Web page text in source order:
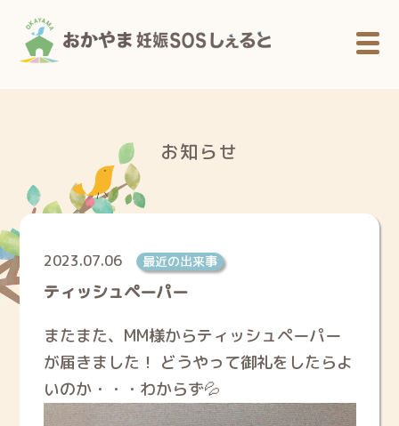
お知らせ
2023.07.06 最近の出来事
ティッシュペーパー
またまた、MM様からティッシュペーパー
が届きました！ どうやって御礼をしたらよ
いのか・・・わからず💦